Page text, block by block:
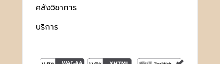
คลังวิชาการ
บริการ